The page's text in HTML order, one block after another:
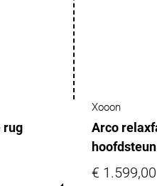
rug
Xooon
Arco
hoofdsteun
€ 1.599,00